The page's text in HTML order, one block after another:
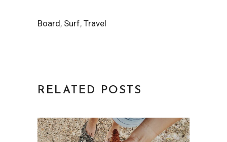
Board, Surf, Travel
RELATED POSTS